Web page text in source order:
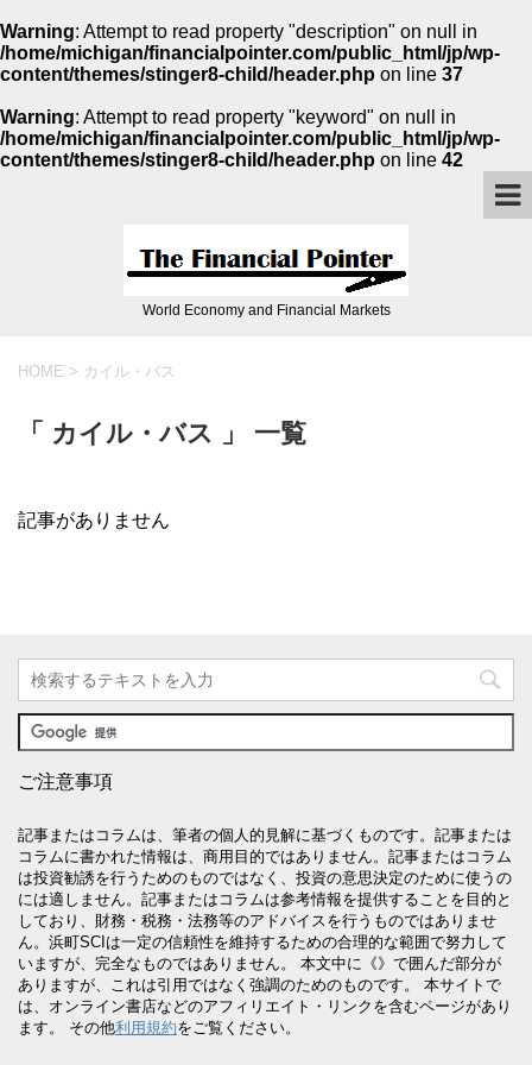
Warning: Attempt to read property "description" on null in
/home/michigan/financialpointer.com/public_html/jp/wp-
content/themes/stinger8-child/header.php on line 37
Warning: Attempt to read property "keyword" on null in
/home/michigan/financialpointer.com/public_html/jp/wp-
content/themes/stinger8-child/header.php on line 42
World Economy and Financial Markets
HOME > カイル・バス
「 カイル・バス 」 一覧
記事がありません
ご注意事項
記事またはコラムは、筆者の個人的見解に基づくものです。記事または
コラムに書かれた情報は、商用目的ではありません。記事またはコラム
は投資勧誘を行うためのものではなく、投資の意思決定のために使うの
には適しません。記事またはコラムは参考情報を提供することを目的と
しており、財務・税務・法務等のアドバイスを行うものではありませ
ん。浜町SCIは一定の信頼性を維持するための合理的な範囲で努力して
いますが、完全なものではありません。 本文中に《》で囲んだ部分が
ありますが、これは引用ではなく強調のためのものです。 本サイトで
は、オンライン書店などのアフィリエイト・リンクを含むページがあり
ます。 その他利用規約をご覧ください。